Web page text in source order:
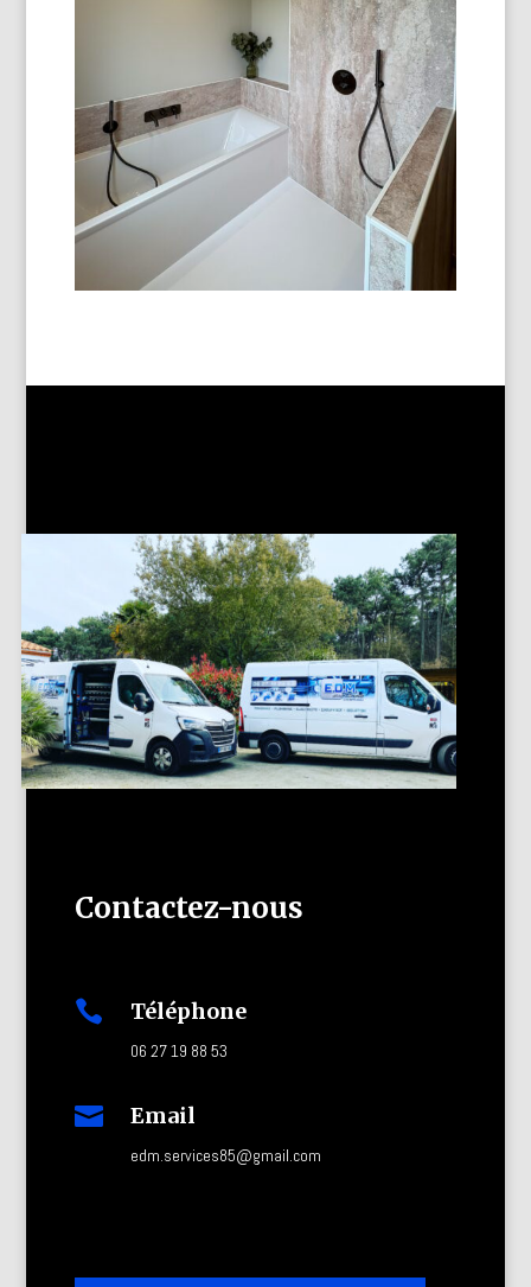
Contactez-nous
 Téléphone
06 27 19 88 53
 Email
edm.services85@gmail.com